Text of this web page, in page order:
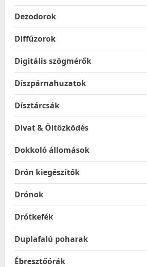
Dezodorok
Diffúzorok
Digitális szögmérők
Díszpárnahuzatok
Dísztárcsák
Divat & Öltözködés
Dokkoló állomások
Drón kiegészítők
Drónok
Drótkefék
Duplafalú poharak
Ébresztőórák